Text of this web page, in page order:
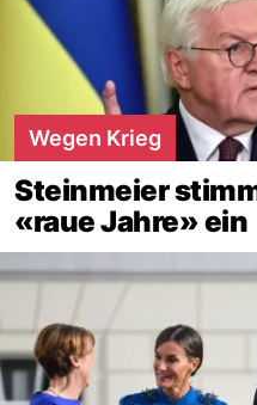
Wegen Krieg
Steinmeier
«raue Jahre» ein